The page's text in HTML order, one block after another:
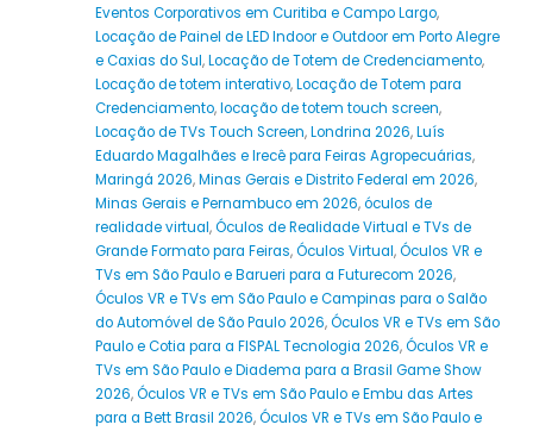
Eventos Corporativos em Curitiba e Campo Largo,
Locação de Painel de LED Indoor e Outdoor em Porto Alegre
e Caxias do Sul,Locação de Totem de Credenciamento,
Locação de totem interativo,Locação de Totem para
Credenciamento,locação de totem touch screen,
Locação de TVs Touch Screen,Londrina 2026,Luís
Eduardo Magalhães e Irecê para Feiras Agropecuárias,
Maringá 2026,Minas Gerais e Distrito Federal em 2026,
Minas Gerais e Pernambuco em 2026,óculos de
realidade virtual,Óculos de Realidade Virtual e TVs de
Grande Formato para Feiras,Óculos Virtual,Óculos VR e
TVs em São Paulo e Barueri para a Futurecom 2026,
Óculos VR e TVs em São Paulo e Campinas para o Salão
do Automóvel de São Paulo 2026,Óculos VR e TVs em São
Paulo e Cotia para a FISPAL Tecnologia 2026,Óculos VR e
TVs em São Paulo e Diadema para a Brasil Game Show
2026,Óculos VR e TVs em São Paulo e Embu das Artes
para a Bett Brasil 2026,Óculos VR e TVs em São Paulo e